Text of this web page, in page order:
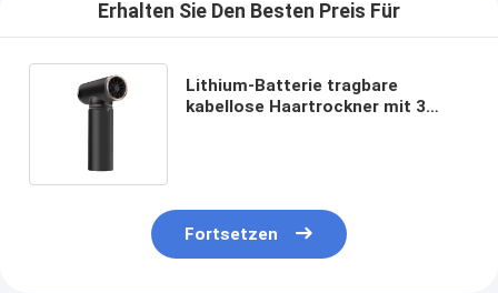
Erhalten Sie Den Besten Preis Für
Lithium-Batterie tragbare
kabellose Haartrockner mit 3
Fortsetzen